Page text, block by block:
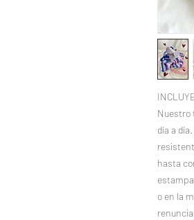
Nuestro
día a
hasta
o en la